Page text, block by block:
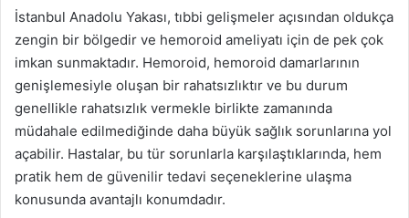
İstanbul Anadolu Yakası, tıbbi gelişmeler açısından oldukça
zengin bir bölgedir ve hemoroid ameliyatı için de pek çok
imkan sunmaktadır. Hemoroid, hemoroid damarlarının
genişlemesiyle oluşan bir rahatsızlıktır ve bu durum
genellikle rahatsızlık vermekle birlikte zamanında
müdahale edilmediğinde daha büyük sağlık sorunlarına yol
açabilir. Hastalar, bu tür sorunlarla karşılaştıklarında, hem
pratik hem de güvenilir tedavi seçeneklerine ulaşma
konusunda avantajlı konumdadır.